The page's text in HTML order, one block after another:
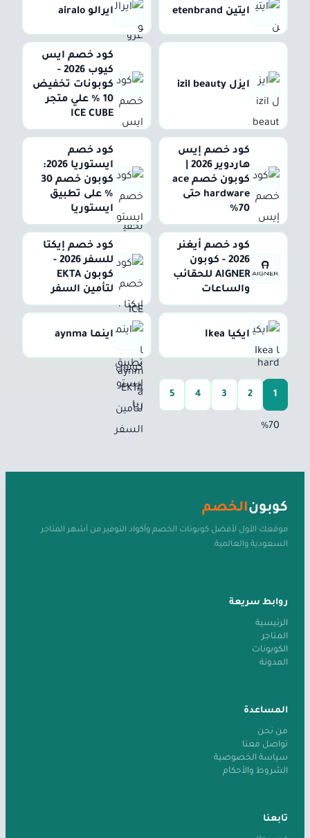
ايتين etenbrand ايرالو airalo
ايزل izil beauty
كود خصم ايس
كيوب 2026 -
كوبونات تخفيض
10 % علي متجر
ICE CUBE
كود خصم إيس
هاردوير 2026 |
كوبون خصم ace
hardware حتى
70%
كود خصم
ايستوريا 2026:
كوبون خصم 30
% على تطبيق
ايستوريا
كود خصم أيغنر
2026 - كوبون
AIGNER للحقائب
والساعات
كود خصم إيكتا
للسفر 2026 -
كوبون EKTA
لتأمين السفر
ايكيا Ikea اينما aynma
1
2
3
4
5
كوبونالخصم
موقعك الأول لأفضل كوبونات الخصم وأكواد التوفير من أشهر المتاجر
السعودية والعالمية.
روابط سريعة
الرئيسية
المتاجر
الكوبونات
المدونة
المساعدة
من نحن
تواصل معنا
سياسة الخصوصية
الشروط والأحكام
تابعنا